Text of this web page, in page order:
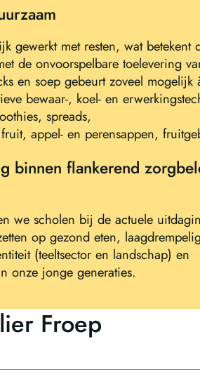
gewerkt met resten, wat betekent
de onvoorspelbare toelevering
en soep gebeurt zoveel mogelijk
bewaar-, koel- en
spreads,
appel- en perensappen,
binnen flankerend
we scholen bij de actuele
op gezond eten,
(teeltsector en landschap) en
onze jonge generaties.
Froep